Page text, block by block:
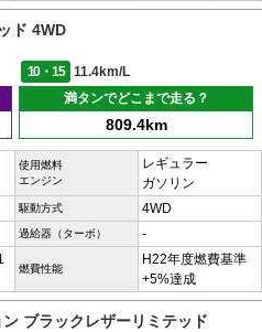
ド 4WD
10・15
11.4km/L
満タンでどこまで走る？
809.4km
使用燃料
エンジン
レギュラー
ガソリン
駆動方式 4WD
過給器（ターボ） -
燃費性能
H22年度燃費基準
+5%達成
ブラックレザーリミテッド